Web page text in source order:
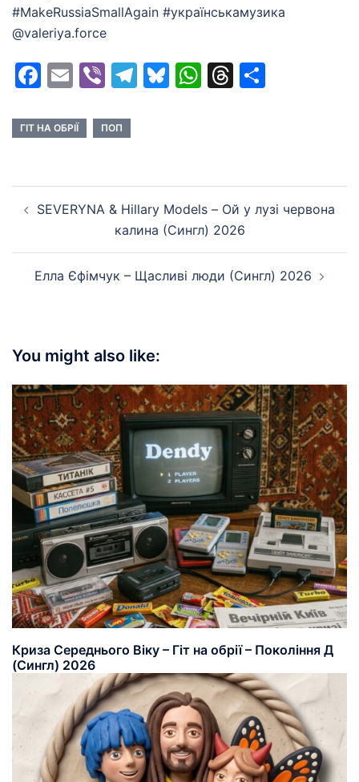
#MakeRussiaSmallAgain #українськамузика
@valeriya.force
Facebook
EmailViberTelegram
Bluesky
WhatsApp
Threads
ГІТ НА ОБРІЇ ПОП
navigation
SEVERYNA & Hillary Models – Ой у лузі червона
калина (Сингл) 2026
Елла Єфімчук – Щасливі люди (Сингл) 2026
You might also like:
Криза Середнього Віку – Гіт на обрії – Покоління Д
(Сингл) 2026